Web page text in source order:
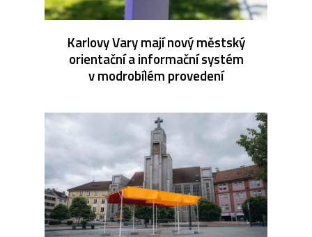
Karlovy Vary mají nový městský
orientační a informační systém
v modrobílém provedení